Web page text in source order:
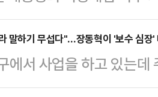
회의사당 인근 카페에
중 하나로 거론되는 '혁
존재하는 것은 정당민
"…
란'이라는 두 글자 앞에
을 향한 어떤 비판도 결
것이다. 대선 참패로 민
부 체계 확립을 통해 대
말하기 무섭다"…장동혁이 '보수 심장'
에서 사업을 하고 있는
의견을 내비치면 주변